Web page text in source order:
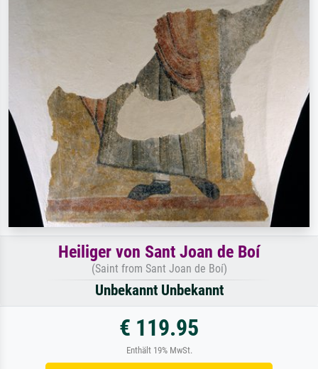
Heiliger von Sant Joan de Boí
(Saint from Sant Joan de Boí)
Unbekannt Unbekannt
€ 119.95
Enthält 19% MwSt.